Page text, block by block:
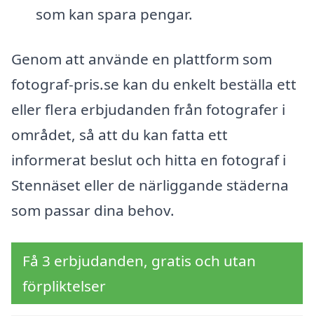
som kan spara pengar.
Genom att använde en plattform som
fotograf-pris.se kan du enkelt beställa ett
eller flera erbjudanden från fotografer i
området, så att du kan fatta ett
informerat beslut och hitta en fotograf i
Stennäset eller de närliggande städerna
som passar dina behov.
Få 3 erbjudanden, gratis och utan
förpliktelser